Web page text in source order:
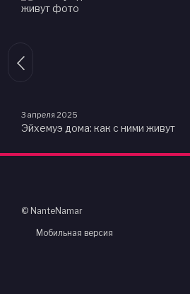
3 апреля 2025
Эйхемуэ дома: как с ними живут
© NanteNamar
Мобильная версия